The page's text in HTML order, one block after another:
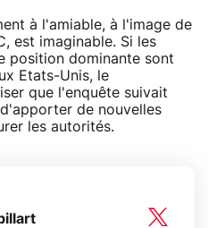
à l'amiable, à l'image de
est imaginable. Si les
position dominante sont
Etats-Unis, le
que l'enquête suivait
de nouvelles
les autorités.